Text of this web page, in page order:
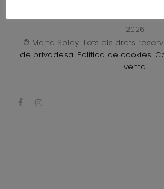
2026
© Marta Soley. Tots els drets
de privadesa. Política de cookies.
venta.